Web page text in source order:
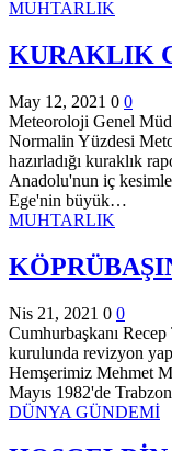
MUHTARLIK
KURAKLIK
May 12, 2021 0 0
Meteoroloji Genel
Normalin Yüzdesi
hazırladığı kuraklık
Anadolu'nun iç
Ege'nin büyük…
MUHTARLIK
Nis 21, 2021 0 0
Cumhurbaşkanı
kurulunda revizyon
Hemşerimiz Mehmet
Mayıs 1982'de
DÜNYA GÜNDEMİ